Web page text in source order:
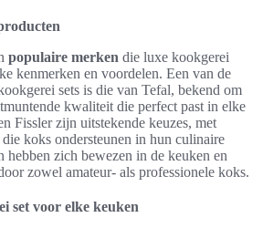
populaire merken die luxe kookgerei
kenmerken en voordelen. Een van de
sets is die van Tefal, bekend om
kwaliteit die perfect past in elke
Fissler zijn uitstekende keuzes, met
koks ondersteunen in hun culinaire
hebben zich bewezen in de keuken en
zowel amateur- als professionele koks.
set voor elke keuken